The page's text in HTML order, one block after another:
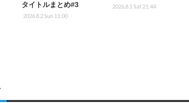
タイトルまとめ#3
2026.8.2 Sun 11:00
2026.8.1 Sat 21:44